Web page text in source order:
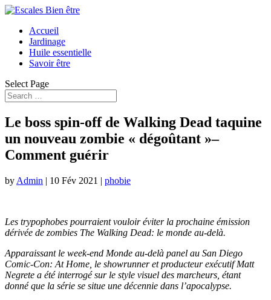
Accueil
Jardinage
Huile essentielle
Savoir être
Select Page
Le boss spin-off de Walking Dead taquine
un nouveau zombie « dégoûtant »–
Comment guérir
by Admin | 10 Fév 2021 | phobie
Les trypophobes pourraient vouloir éviter la prochaine émission
dérivée de zombies The Walking Dead: le monde au-delà.
Apparaissant le week-end Monde au-delà panel au San Diego
Comic-Con: At Home, le showrunner et producteur exécutif Matt
Negrete a été interrogé sur le style visuel des marcheurs, étant
donné que la série se situe une décennie dans l’apocalypse.